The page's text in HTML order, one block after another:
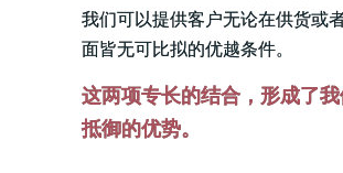
我们可以提供客户无论在供货或
面皆无可比拟的优越条件。
这两项专长的结合，形成了
抵御的优势。